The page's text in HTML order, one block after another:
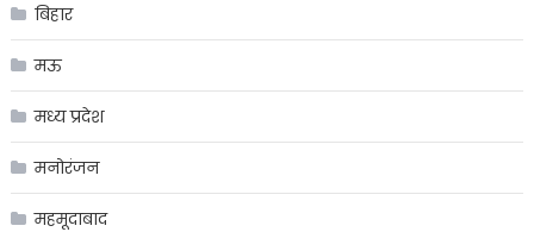
बिहार
मऊ
मध्य प्रदेश
मनोरंजन
महमूदाबाद